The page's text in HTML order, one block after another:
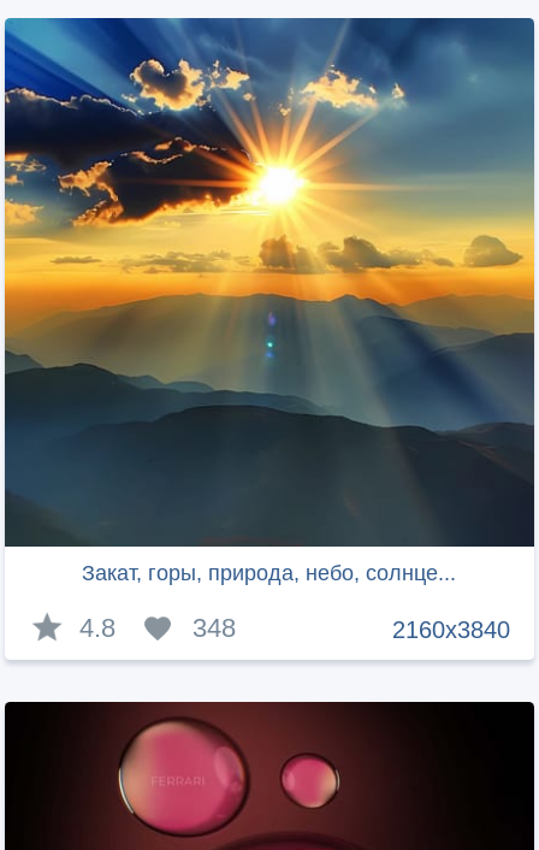
Закат, горы, природа, небо, солнце...
2160x3840
4.8 348